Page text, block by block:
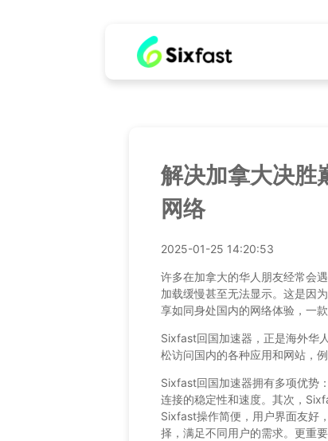
解决加拿大决胜
网络
2025-01-25 14:20:53
许多在加拿大的华人朋友经常会
加载缓慢甚至无法显示。这是因
享如同身处国内的网络体验，一
Sixfast回国加速器，正是海外华
松访问国内的各种应用和网站，
Sixfast回国加速器拥有多项优势
连接的稳定性和速度。其次，
Sixfast操作简便，用户界面友好
择，满足不同用户的需求。更重